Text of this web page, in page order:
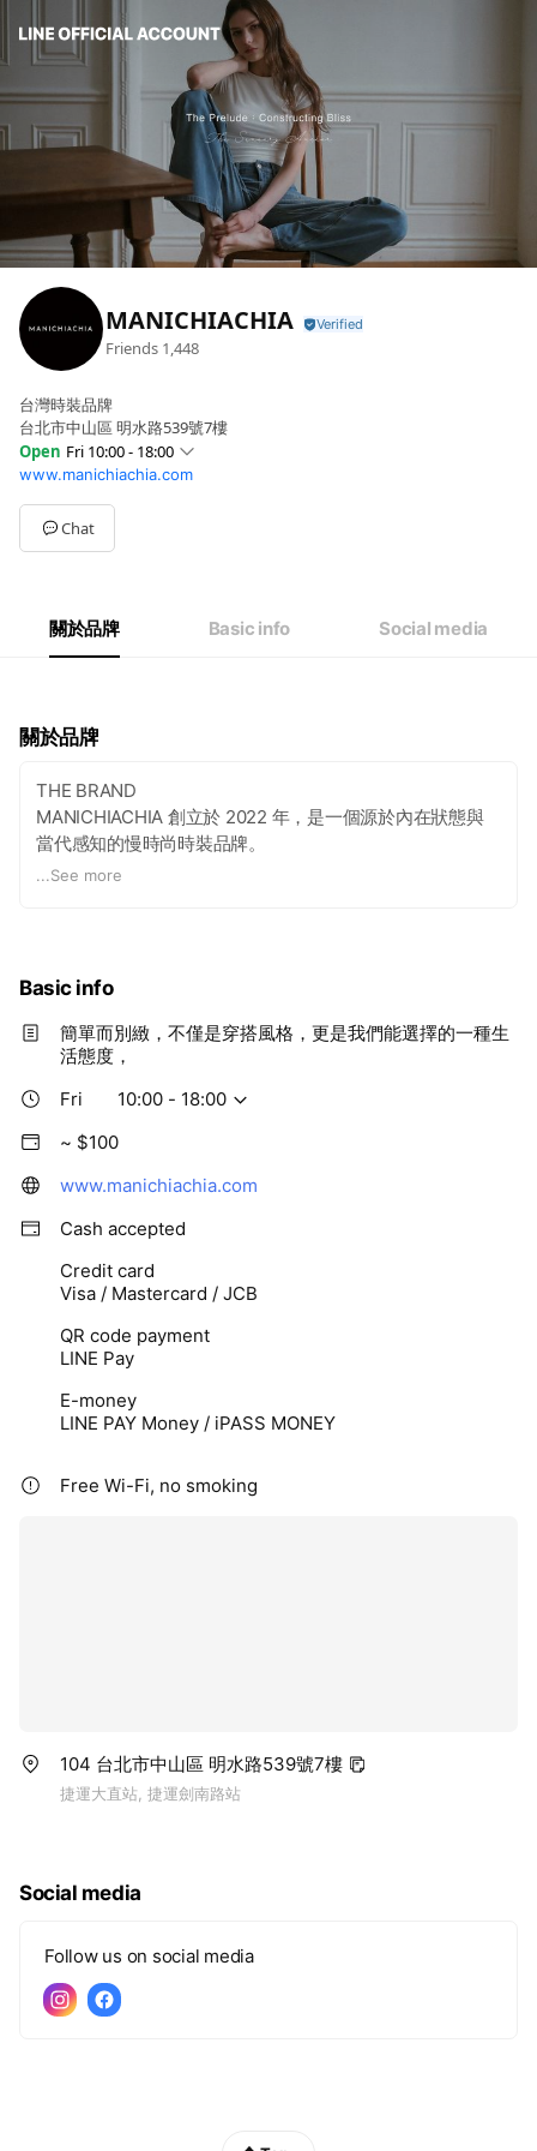
MANICHIACHIA
Friends 1,448
台灣時裝品牌
台北市中山區 明水路539號7樓
Open Fri 10:00 - 18:00
SunClosed
Mon10:00 - 18:00
Tue10:00 - 18:00
Wed10:00 - 18:00
Closed
www.manichiachia.com
Chat
關於品牌 Basic info Social media
關於品牌
THE BRAND
MANICHIACHIA 創立於 2022 年，是一個源於內在狀態與
當代感知的慢時尚時裝品牌。
體。在冷靜的優雅與不羈的酷感之間，我們賦予服裝低調卻
鮮明的存在感，無聲地呼應穿著者的獨特氣場。
真正的氣場，從不源於武裝，而是源於內在的穩定與鬆弛。
感與俐落從非刻意塑造，而是忠於自我的自然展現。我們以
於自己」的過程中，透過服裝建立生活的秩序。
“All pieces should outlive fleeting trends.Hope you find a
THE STYLE / DESIGN
我們致力於在「建築感結構」與「身體自由度」之間，定義
現代女性的心理建築。
設計著重於理性剪裁與材質張力的對話：運用建築般的線條
勾勒出俐落廓形，細膩重塑亞洲女性的身形比例；同時結合
...See more
Basic info
簡單而別緻，不僅是穿搭風格，更是我們能選擇的一種生
活態度，
Fri
10:00 - 18:00
~ $100
www.manichiachia.com
Cash accepted
Credit card
Visa / Mastercard / JCB
QR code payment
LINE Pay
E-money
LINE PAY Money / iPASS MONEY
Free Wi-Fi, no smoking
104 台北市中山區 明水路539號7樓
捷運大直站, 捷運劍南路站
Social media
Follow us on social media